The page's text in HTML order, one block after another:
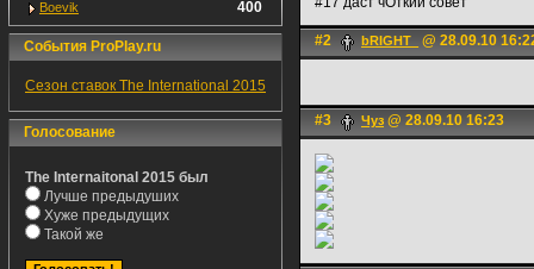
Boevik 400
События ProPlay.ru
Сезон ставок The International 2015
Голосование
The Internaitonal 2015 был
Лучше предыдуших
Хуже предыдущих
Такой же
#2 bRIGHT_ @ 28.09.10
#3 Чуз @ 28.09.10 16:23